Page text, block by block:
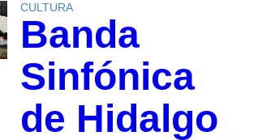
CULTURA
Banda
Sinfónica
de Hidalgo